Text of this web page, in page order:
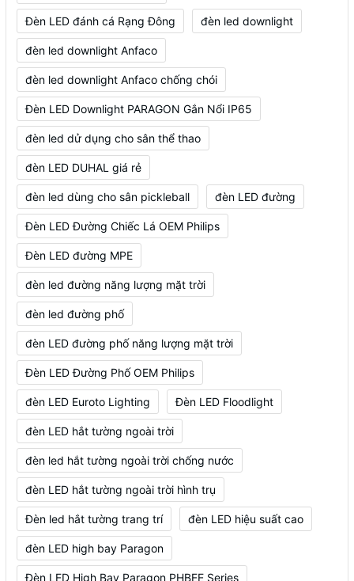
Đèn LED đánh cá Rạng Đông đèn led downlight
đèn led downlight Anfaco
đèn led downlight Anfaco chống chói
Đèn LED Downlight PARAGON Gắn Nổi IP65
đèn led dử dụng cho sân thể thao
đèn LED DUHAL giá rẻ
đèn led dùng cho sân pickleball đèn LED đường
Đèn LED Đường Chiếc Lá OEM Philips
Đèn LED đường MPE
đèn led đường năng lượng mặt trời
đèn led đường phố
đèn LED đường phố năng lượng mặt trời
Đèn LED Đường Phố OEM Philips
đèn LED Euroto Lighting Đèn LED Floodlight
đèn LED hắt tường ngoài trời
đèn led hắt tường ngoài trời chống nước
đèn LED hắt tường ngoài trời hình trụ
Đèn led hắt tường trang trí đèn LED hiệu suất cao
đèn LED high bay Paragon
Đèn LED High Bay Paragon PHBEE Series